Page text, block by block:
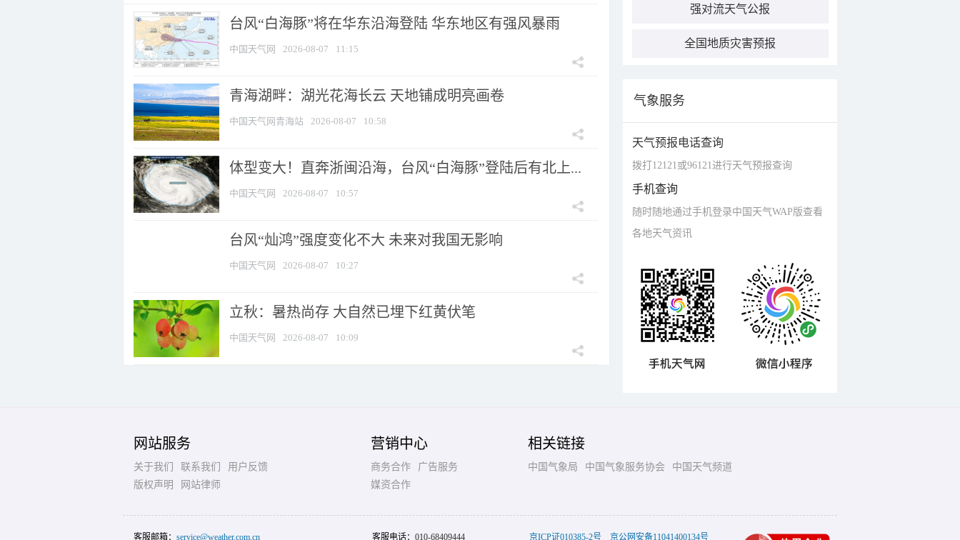
台风“白海豚”将在华东沿海登陆 华东地区有强风暴雨
中国天气网 2026-08-07 11:15
青海湖畔：湖光花海长云 天地铺成明亮画卷
中国天气网青海站 2026-08-07 10:58
体型变大！直奔浙闽沿海，台风“白海豚”登陆后有北上...
中国天气网 2026-08-07 10:57
台风“灿鸿”强度变化不大 未来对我国无影响
中国天气网 2026-08-07 10:27
立秋：暑热尚存 大自然已埋下红黄伏笔
中国天气网 2026-08-07 10:09
强对流天气公报
全国地质灾害预报
气象服务
天气预报电话查询
拨打12121或96121进行天气预报查询
手机查询
随时随地通过手机登录中国天气WAP版查看
各地天气资讯
网站服务
关于我们 联系我们
用户反馈
版权声明
网站律师
营销中心
商务合作
广告服务
媒资合作
相关链接
中国气象局 中国气象服务协会 中国天气频道
客服邮箱： service@weather.com.cn 客服电话： 010-68409444 京ICP证010385-2号 京公网安备11041400134号